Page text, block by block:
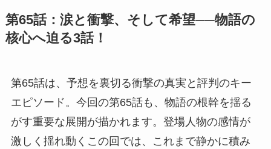
第65話：涙と衝撃、そして希望──物語の
核心へ迫る3話！
第65話は、予想を裏切る衝撃の真実と評判のキー
エピソード。今回の第65話も、物語の根幹を揺る
がす重要な展開が描かれます。登場人物の感情が
激しく揺れ動くこの回では、これまで静かに積み